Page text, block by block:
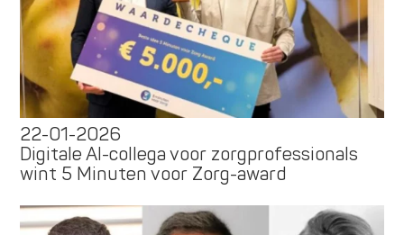
22-01-2026
Digitale AI-collega voor zorgprofessionals
wint 5 Minuten voor Zorg-award